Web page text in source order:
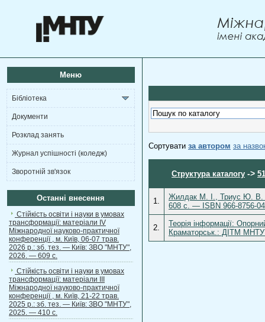
Меню
Бібліотека
Документи
Розклад занять
Журнал успішності (коледж)
Зворотній зв'язок
Останні внесення
Стійкість освіти і науки в умовах
трансформації: матеріали ІV
Міжнародної науково-практичної
конференції , м. Київ, 06-07 трав.
2026 р.: зб. тез. — Київ: ЗВО "МНТУ",
2026. — 609 с.
Стійкість освіти і науки в умовах
трансформації: матеріали ІІІ
Міжнародної науково-практичної
конференції , м. Київ, 21-22 трав.
2025 р.: зб. тез. — Київ: ЗВО "МНТУ",
2025. — 410 с.
Сортувати за автором за
Структура каталогу ->
1.
Жилдак М. І., Триус Ю. В.
608 с. — ISBN 966-8756-
2.
Теорія інформації:
Краматорськ.: ДІТМ